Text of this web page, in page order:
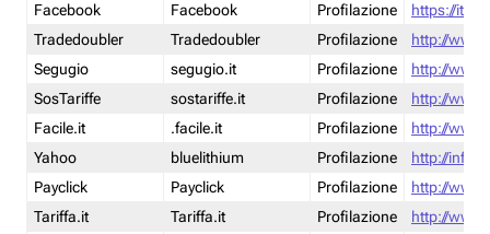
Facebook
Facebook Profilazione
https://it-
Tradedoubler
Tradedoubler Profilazione
http://
Segugio
segugio.it Profilazione
http://
SosTariffe
sostariffe.it Profilazione
http://
Facile.it
.facile.it Profilazione
http://
Yahoo
bluelithium Profilazione
http://
Payclick
Payclick Profilazione
http://
Tariffa.it
Tariffa.it Profilazione
http://